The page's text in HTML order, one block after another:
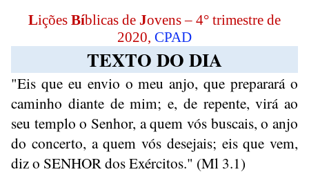
Lições Bíblicas de Jovens – 4° trimestre de
2020, CPAD
TEXTO DO DIA
"Eis que eu envio o meu anjo, que preparará o
caminho diante de mim; e, de repente, virá ao
seu templo o Senhor, a quem vós buscais, o anjo
do concerto, a quem vós desejais; eis que vem,
diz o SENHOR dos Exércitos." (Ml 3.1)